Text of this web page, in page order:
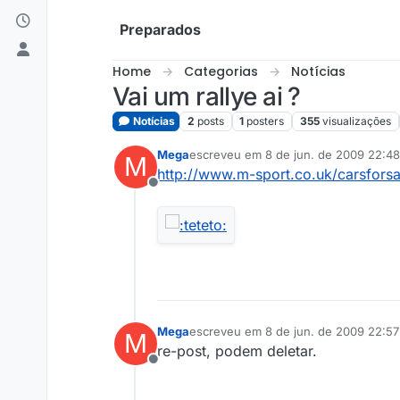
Skip to content
Preparados
Home Categorias Notícias
Vai um rallye ai ?
Notícias 2 posts 1 posters 355 visualizações
M
Offline
Megaescreveu em 8 de jun. de 2009 22:48
última edição por
http://www.m-sport.co.uk/
M
Offline
Megaescreveu em 8 de jun. de 2009 22:57
última edição por
re-post, podem deletar.